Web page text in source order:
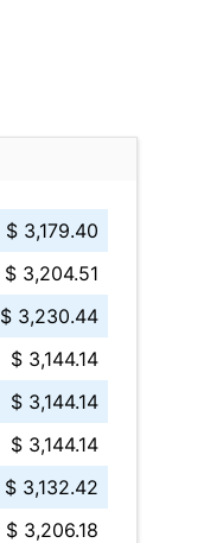
$ 3,179.40
$ 3,204.51
$ 3,230.44
$ 3,144.14
$ 3,144.14
$ 3,144.14
$ 3,132.42
$ 3,206.18